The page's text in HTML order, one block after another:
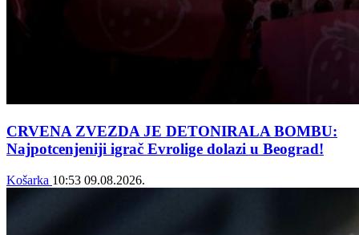
CRVENA ZVEZDA JE DETONIRALA BOMBU:
Najpotcenjeniji igrač Evrolige dolazi u Beograd!
Košarka 10:53 09.08.2026.